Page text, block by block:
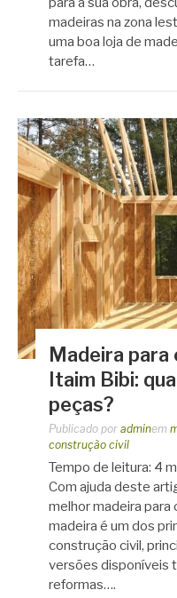
madeiras na zona
uma boa loja de
tarefa…
Madeira
Itaim Bibi:
peças?
Publicado por adminem
construção civil
Tempo de leitura: 4
Com ajuda deste
melhor madeira para
madeira é um dos
construção civil,
versões disponíveis
reformas….